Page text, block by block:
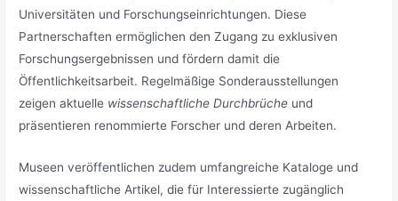
Universitäten und Forschungseinrichtungen. Diese
Partnerschaften ermöglichen den Zugang zu exklusiven
Forschungsergebnissen und fördern damit die
Öffentlichkeitsarbeit. Regelmäßige Sonderausstellungen
zeigen aktuelle wissenschaftliche Durchbrüche und
präsentieren renommierte Forscher und deren Arbeiten.
Museen veröffentlichen zudem umfangreiche Kataloge und
wissenschaftliche Artikel, die für Interessierte zugänglich